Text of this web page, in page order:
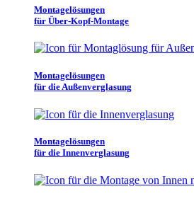
Montagelösungen
für Über-Kopf-Montage
Montagelösungen
für die Außenverglasung
Montagelösungen
für die Innenverglasung